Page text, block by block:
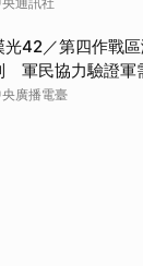
光42／第四作戰
軍民協力驗證軍
廣播電臺